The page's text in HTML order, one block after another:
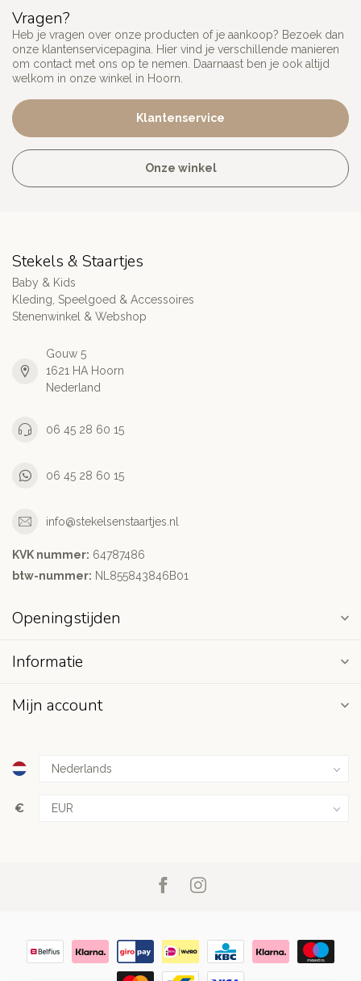
Vragen?
Heb je vragen over onze producten of je aankoop? Bezoek dan
onze klantenservicepagina. Hier vind je verschillende manieren
om contact met ons op te nemen. Daarnaast ben je ook altijd
welkom in onze winkel in Hoorn.
Klantenservice
Onze winkel
Stekels & Staartjes
Baby & Kids
Kleding, Speelgoed & Accessoires
Stenenwinkel & Webshop
Gouw 5
1621 HA Hoorn
Nederland
06 45 28 60 15
06 45 28 60 15
info@stekelsenstaartjes.nl
KVK nummer: 64787486
btw-nummer: NL855843846B01
Openingstijden
Informatie
Mijn account
€